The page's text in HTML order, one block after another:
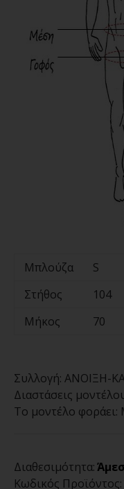
Μπλούζα S
Στήθος
104
Μήκος
70
Συλλογή: ΑΝΟΙΞΗ-
Διαστάσεις
Το μοντέλο φοράει:
Διαθεσιμότητα:
Κωδικός Προϊόντος: